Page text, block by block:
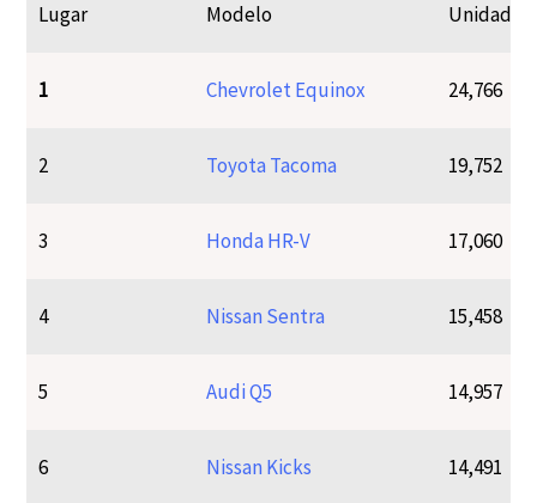
Lugar Modelo Unidades
1 Chevrolet Equinox 24,766
2 Toyota Tacoma 19,752
3 Honda HR-V 17,060
4 Nissan Sentra 15,458
5 Audi Q5 14,957
6 Nissan Kicks 14,491